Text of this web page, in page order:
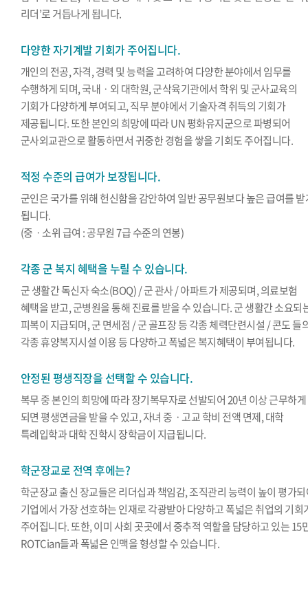
리더’로 거듭나게 됩니다.
다양한 자기계발 기회가 주어집니다.
개인의 전공, 자격, 경력 및 능력을 고려하여 다양한 분야에서 임무를
수행하게 되며, 국내ㆍ외 대학원, 군삭육기관에서 학위 및 군사교육의
기회가 다양하게 부여되고, 직무 분야에서 기술자격 취득의 기회가
제공됩니다. 또한 본인의 희망에 따라 UN 평화유지군으로 파병되어
군사외교관으로 활동하면서 귀중한 경험을 쌓을 기회도 주어집니다.
적정 수준의 급여가 보장됩니다.
군인은 국가를 위해 헌신함을 감안하여 일반 공무원보다 높은 급여를
됩니다.
(중ㆍ소위 급여 : 공무원 7급 수준의 연봉)
각종 군 복지 혜택을 누릴 수 있습니다.
군 생활간 독신자 숙소(BOQ) / 군 관사 / 아파트가 제공되며, 의료보험
혜택을 받고, 군병원을 통해 진료를 받을 수 있습니다. 군 생활간 소요되
피복이 지급되며, 군 면세점 / 군 골프장 등 각종 체력단련시설 / 콘도 들
각종 휴양복지시설 이용 등 다양하고 폭넓은 복지혜택이 부여됩니다.
안정된 평생직장을 선택할 수 있습니다.
복무 중 본인의 희망에 따라 장기복무자로 선발되어 20년 이상 근무하게
되면 평생연금을 받을 수 있고, 자녀 중ㆍ고교 학비 전액 면제, 대학
특례입학과 대학 진학시 장학금이 지급됩니다.
학군장교로 전역 후에는?
학군장교 출신 장교들은 리더십과 책임감, 조직관리 능력이 높이 평가
기업에서 가장 선호하는 인재로 각광받아 다양하고 폭넓은 취업의 기회
주어집니다. 또한, 이미 사회 곳곳에서 중추적 역할을 담당하고 있는 15
ROTCian들과 폭넓은 인맥을 형성할 수 있습니다.